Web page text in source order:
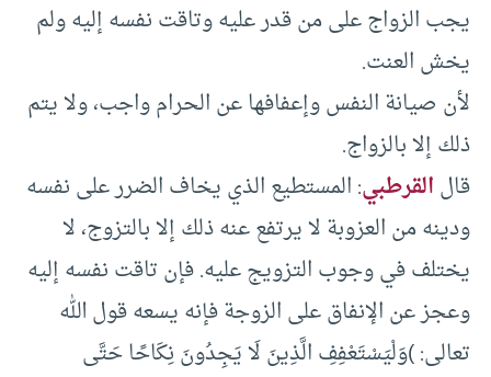
يجب الزواج على من قدر عليه وتاقت نفسه إليه ولم
يخش العنت.
لأن صيانة النفس وإعفافها عن الحرام واجب، ولا يتم
ذلك إلا بالزواج.
قالالقرطبي: المستطيع الذي يخاف الضرر على نفسه
ودينه من العزوبة لا يرتفع عنه ذلك إلا بالتزوج، لا
يختلف في وجوب التزويج عليه. فإن تاقت نفسه إليه
وعجز عن الإنفاق على الزوجة فإنه يسعه قول الله
تعالى: )وَلْيَسْتَعْفِفِ الَّذِينَ لَا يَجِدُونَ نِكَاحًا حَتَّى